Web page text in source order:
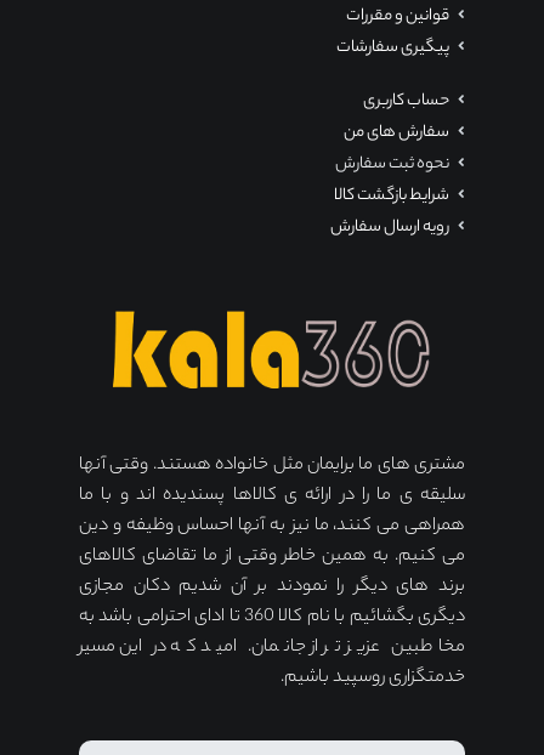
قوانین و مقررات
پیگیری سفارشات
حساب کاربری
سفارش های من
نحوه ثبت سفارش
شرایط بازگشت کالا
رویه ارسال سفارش
مشتری های ما برایمان مثل خانواده هستند. وقتی آنها
سلیقه ی ما را در ارائه ی کالاها پسندیده اند و با ما
همراهی می کنند، ما نیز به آنها احساس وظیفه و دین
می کنیم. به همین خاطر وقتی از ما تقاضای کالاهای
برند های دیگر را نمودند بر آن شدیم دکان مجازی
دیگری بگشائیم با نام کالا 360 تا ادای احترامی باشد به
مخاطبین عزیز تر از جانمان. امید که در این مسیر
خدمتگزاری روسپید باشیم.